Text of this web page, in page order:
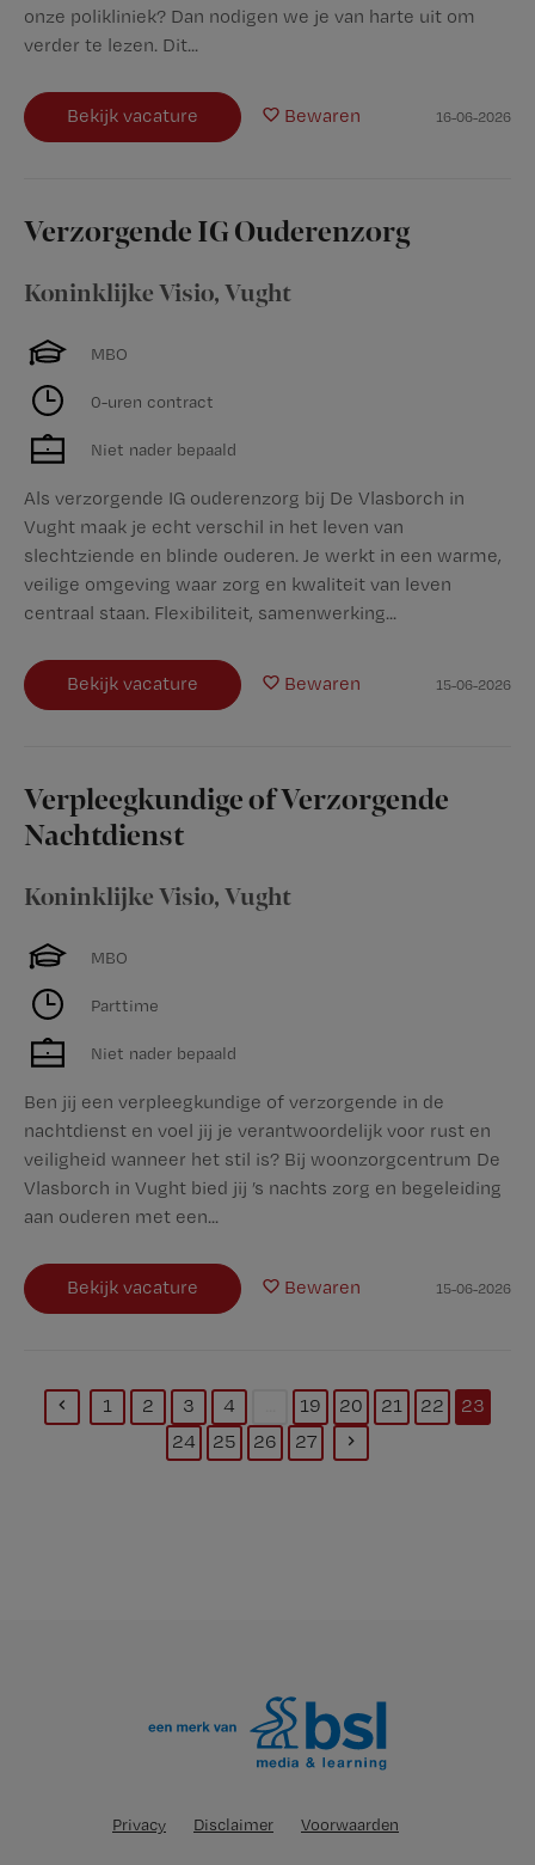
onze polikliniek? Dan nodigen we je van harte uit om
verder te lezen. Dit...
Bekijk vacature Bewaren 16-06-2026
Verzorgende IG Ouderenzorg
Koninklijke Visio, Vught
MBO
0-uren contract
Niet nader bepaald
Als verzorgende IG ouderenzorg bij De Vlasborch in
Vught maak je echt verschil in het leven van
slechtziende en blinde ouderen. Je werkt in een warme,
veilige omgeving waar zorg en kwaliteit van leven
centraal staan. Flexibiliteit, samenwerking...
Bekijk vacature Bewaren 15-06-2026
Verpleegkundige of Verzorgende
Nachtdienst
Koninklijke Visio, Vught
MBO
Parttime
Niet nader bepaald
Ben jij een verpleegkundige of verzorgende in de
nachtdienst en voel jij je verantwoordelijk voor rust en
veiligheid wanneer het stil is? Bij woonzorgcentrum De
Vlasborch in Vught bied jij ’s nachts zorg en begeleiding
aan ouderen met een...
Bekijk vacature Bewaren 15-06-2026
1 2 3 4 19 20 21 22
23
(current)
24 25 26 27
Privacy Disclaimer Voorwaarden